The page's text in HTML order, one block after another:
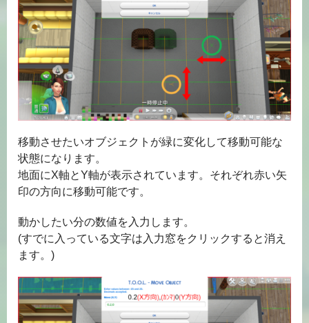
移動させたいオブジェクトが緑に変化して移動可能な
状態になります。
地面にX軸とY軸が表示されています。それぞれ赤い矢
印の方向に移動可能です。
動かしたい分の数値を入力します。
(すでに入っている文字は入力窓をクリックすると消え
ます。)